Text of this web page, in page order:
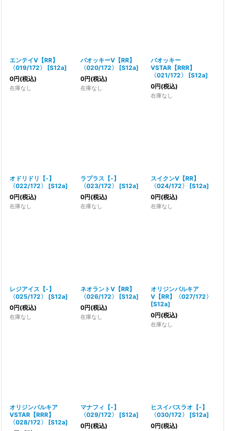
エンテイV【RR】
〈019/172〉
[S12a]
0円(税込)
在庫なし
バオッキーV【RR】
〈020/172〉
[S12a]
0円(税込)
在庫なし
バオッキー
VSTAR【RRR】
〈021/172〉
[S12a]
0円(税込)
在庫なし
オドリドリ【-】
〈022/172〉
[S12a]
0円(税込)
在庫なし
ラプラス【-】
〈023/172〉
[S12a]
0円(税込)
在庫なし
スイクンV【RR】
〈024/172〉
[S12a]
0円(税込)
在庫なし
レジアイス【-】
〈025/172〉
[S12a]
0円(税込)
在庫なし
ネオラントV【RR】
〈026/172〉
[S12a]
0円(税込)
在庫なし
オリジンパルキア
V【RR】〈027/172〉
[S12a]
0円(税込)
在庫なし
オリジンパルキア
VSTAR【RRR】
〈028/172〉
[S12a]
マナフィ【-】
〈029/172〉
[S12a]
0円(税込)
ヒスイバスラオ【-】
〈030/172〉
[S12a]
0円(税込)